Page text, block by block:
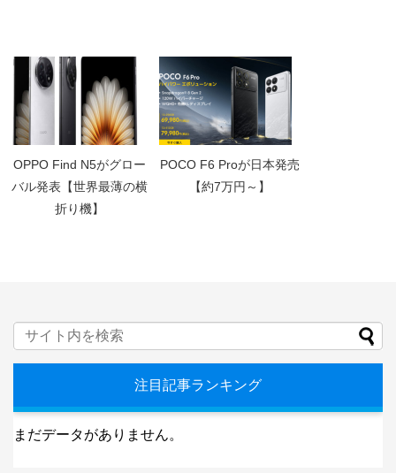
OPPO Find N5がグロー
バル発表【世界最薄の横
折り機】
POCO F6 Proが日本発売
【約7万円～】
注目記事ランキング
まだデータがありません。